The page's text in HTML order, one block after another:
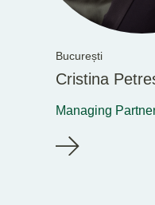
București
Cristina
Managing